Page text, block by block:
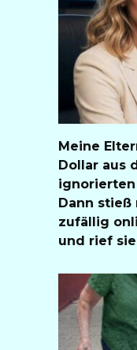
Meine
Dollar aus
Dann stieß
zufällig
und rief